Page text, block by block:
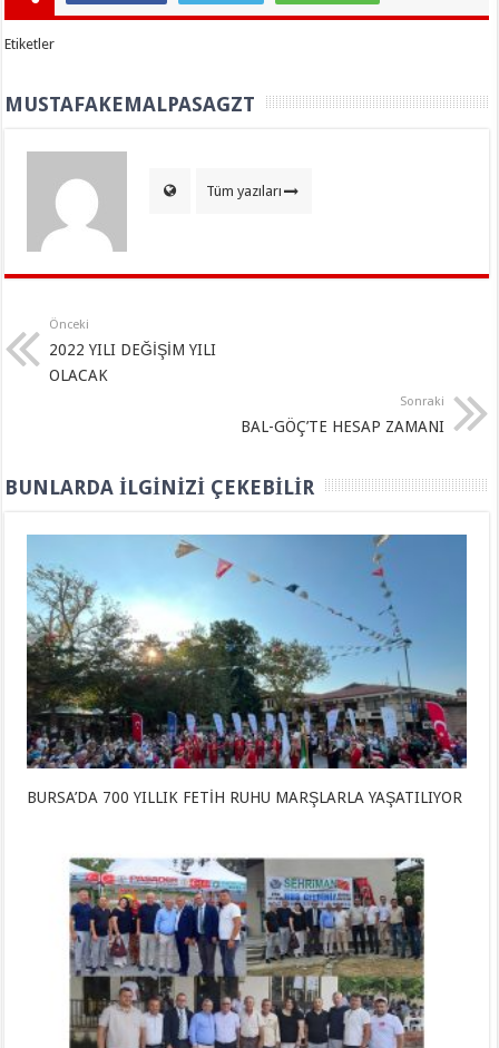
Etiketler
MUSTAFAKEMALPASAGZT
Tüm yazıları
Önceki
2022 YILI DEĞİŞİM YILI
OLACAK
Sonraki
BAL-GÖÇ’TE HESAP ZAMANI
BUNLARDA İLGINIZI ÇEKEBILIR
BURSA’DA 700 YILLIK FETİH RUHU MARŞLARLA YAŞATILIYOR